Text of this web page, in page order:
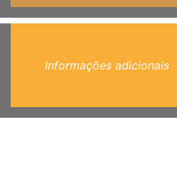
Informações adicionais